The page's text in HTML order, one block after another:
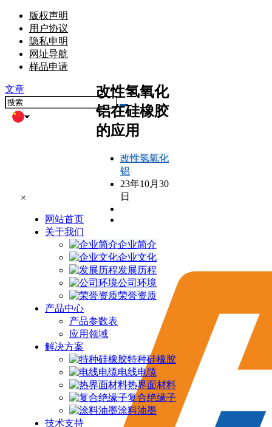
版权声明
用户协议
隐私申明
网址导航
样品申请
文章
×
网站首页
关于我们
企业简介
企业文化
发展历程
公司环境
荣誉资质
产品中心
产品参数表
应用领域
解决方案
特种硅橡胶
电线电缆
热界面材料
复合绝缘子
涂料油墨
技术支持
改性氢氧化
铝在硅橡胶
的应用
改性氢氧化
铝
23年10月30
日